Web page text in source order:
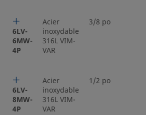
6LV-
6MW-
4P
Acier
inoxydable
316L VIM-
VAR
3/8 po
6LV-
8MW-
4P
Acier
inoxydable
316L VIM-
VAR
1/2 po